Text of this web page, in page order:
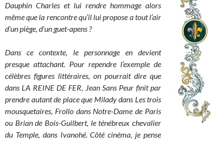
Dauphin Charles et lui rendre hommage alors
même que la rencontre qu’il lui propose a tout l’air
d’un piège, d’un guet-apens ?
Dans ce contexte, le personnage en devient
presque attachant. Pour rependre l’exemple de
célèbres figures littéraires, on pourrait dire que
dans LA REINE DE FER, Jean Sans Peur finit par
prendre autant de place que Milady dans Les trois
mousquetaires, Frollo dans Notre-Dame de Paris
ou Brian de Bois-Guilbert, le ténébreux chevalier
du Temple, dans Ivanohé. Côté cinéma, je pense